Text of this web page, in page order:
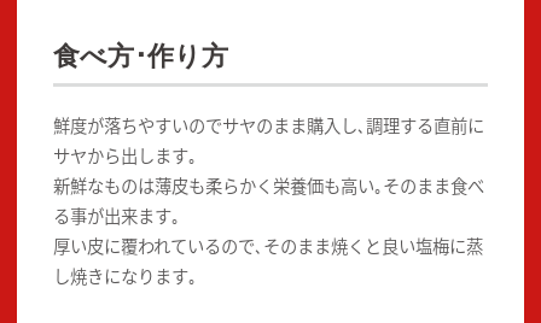
食べ方･作り方
鮮度が落ちやすいのでサヤのまま購入し､調理する直前に
サヤから出します｡
新鮮なものは薄皮も柔らかく栄養価も高い｡そのまま食べ
る事が出来ます｡
厚い皮に覆われているので､そのまま焼くと良い塩梅に蒸
し焼きになります｡